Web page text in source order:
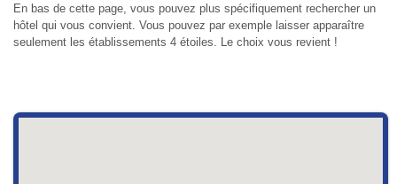
En bas de cette page, vous pouvez plus spécifiquement rechercher un
hôtel qui vous convient. Vous pouvez par exemple laisser apparaître
seulement les établissements 4 étoiles. Le choix vous revient !